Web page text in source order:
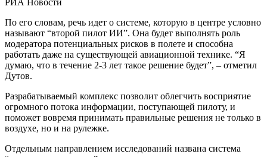
По его словам, речь идет о системе, которую в центре условно
называют “второй пилот ИИ”. Она будет выполнять роль
модератора потенциальных рисков в полете и способна
работать даже на существующей авиационной технике. “Я
думаю, что в течение 2-3 лет такое решение будет”, – отметил
Дутов.
Разрабатываемый комплекс позволит облегчить восприятие
огромного потока информации, поступающей пилоту, и
поможет вовремя принимать правильные решения не только в
воздухе, но и на рулежке.
Отдельным направлением исследований названа система